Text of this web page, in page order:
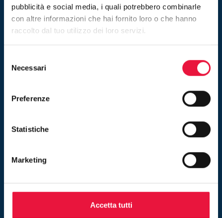
pubblicità e social media, i quali potrebbero combinarle
con altre informazioni che hai fornito loro o che hanno
raccolto dal tuo utilizzo dei loro servizi.
delNecessari
Preferenze
Statistiche
Marketing
Accetta tutti
Contatti
Faq